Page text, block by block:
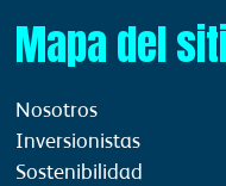
Mapa del
Nosotros
Inversionistas
Sostenibilidad